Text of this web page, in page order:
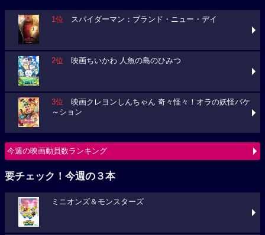
1位 スパイダーマン：ブランド・ニュー・デイ
2位 映画ちいかわ 人魚の島のひみつ
3位 映画クレヨンしんちゃん 奇々怪々！オラの妖怪バケ
～ション
今週の映画動員数ランキング
要チェック！今週の３本
ミニオンズ＆モンスターズ